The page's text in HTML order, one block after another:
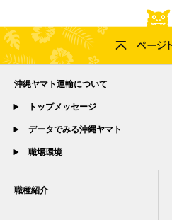
沖縄ヤマト運輸について
トップメッセージ
データでみる沖縄ヤマト
職場環境
職種紹介